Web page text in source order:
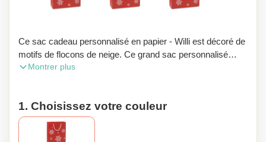
Ce sac cadeau personnalisé en papier - Willi est décoré de
motifs de flocons de neige. Ce grand sac personnalisé
contient également une petite carte pour un message.
Montrer plus
1. Choisissez votre couleur